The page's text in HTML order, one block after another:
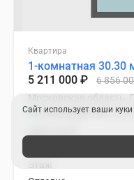
Квартира
1-комнатная 30.30
5 211 000 ₽ 6 856
Московская область,
Домодедовская
Сайт использует ваши